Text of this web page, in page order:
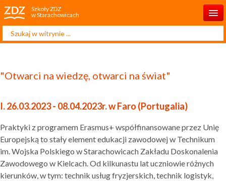
Szkoły ZDZ
w Starachowicach
Start
Rekrutacja 2025/2026
Projekty
Kontakt
Szukaj...
"Otwarci na wiedzę, otwarci na świat"
I. 26.03.2023 - 08.04.2023r. w Faro (Portugalia)
Praktyki z programem Erasmus+ współfinansowane przez Unię
Europejską to stały element edukacji zawodowej w Technikum
im. Wojska Polskiego w Starachowicach Zakładu Doskonalenia
Zawodowego w Kielcach. Od kilkunastu lat uczniowie różnych
kierunków, w tym: technik usług fryzjerskich, technik logistyk,